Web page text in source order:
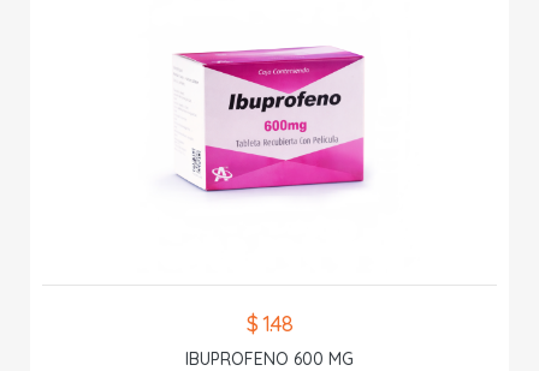
$ 1.48
IBUPROFENO 600 MG